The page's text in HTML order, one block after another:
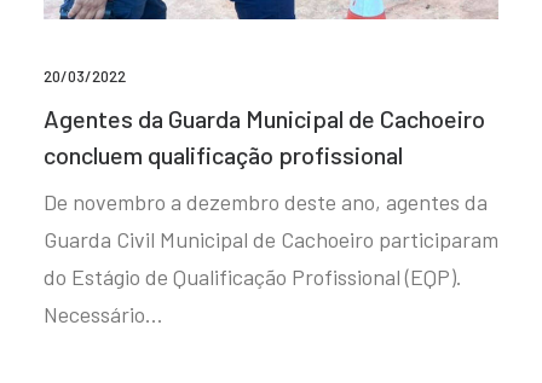
20/03/2022
Agentes da Guarda Municipal de Cachoeiro
concluem qualificação profissional
De novembro a dezembro deste ano, agentes da
Guarda Civil Municipal de Cachoeiro participaram
do Estágio de Qualificação Profissional (EQP).
Necessário…